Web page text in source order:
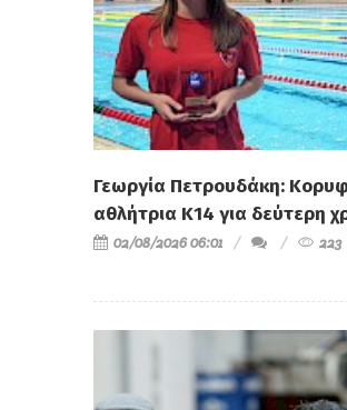
Γεωργία Πετρουδάκη:
αθλήτρια Κ14 για δεύτερη
02/08/2026 06:01 223